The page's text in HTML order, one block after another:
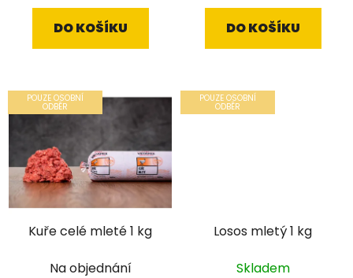
DO KOŠÍKU DO KOŠÍKU
POUZE OSOBNÍ
ODBĚR
Kuře celé mleté 1 kg
Na objednání
POUZE OSOBNÍ
ODBĚR
Losos mletý 1 kg
Skladem